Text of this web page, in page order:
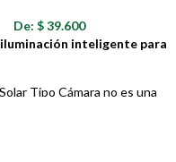
De:$39.600
iluminación inteligente para
Tipo Cámara no es una